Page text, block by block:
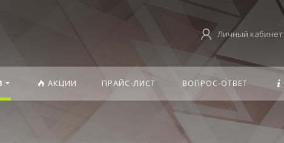
Личный кабинет
АКЦИИ ПРАЙС-ЛИСТ ВОПРОС-ОТВЕТ